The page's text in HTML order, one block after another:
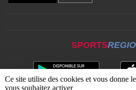
SPORTS
Ce site utilise des cookies et vous donne
vous souhaitez activer